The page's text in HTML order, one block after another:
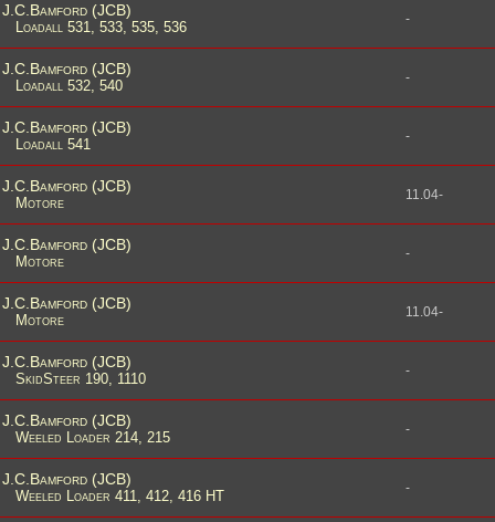
J.C.Bamford (JCB)
Loadall 531, 533, 535, 536 -
J.C.Bamford (JCB)
Loadall 532, 540 -
J.C.Bamford (JCB)
Loadall 541 -
J.C.Bamford (JCB)
Motore 11.04-
J.C.Bamford (JCB)
Motore -
J.C.Bamford (JCB)
Motore 11.04-
J.C.Bamford (JCB)
SkidSteer 190, 1110 -
J.C.Bamford (JCB)
Weeled Loader 214, 215 -
J.C.Bamford (JCB)
Weeled Loader 411, 412, 416 HT -